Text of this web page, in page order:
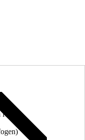
fogen)